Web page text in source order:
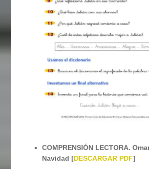
COMPRENSIÓN LECTORA.
Navidad [DESCARGAR PDF]